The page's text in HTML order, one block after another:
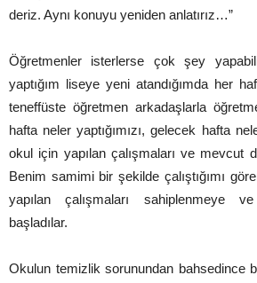
deriz. Aynı konuyu yeniden anlatırız…”
Öğretmenler isterlerse çok şey
yaptığım liseye yeni atandığımda her
teneffüste öğretmen arkadaşlarla
hafta neler yaptığımızı, gelecek hafta
okul için yapılan çalışmaları ve mevcut
Benim samimi bir şekilde çalıştığımı
yapılan çalışmaları sahiplenmeye
başladılar.
Okulun temizlik sorunundan bahsedince